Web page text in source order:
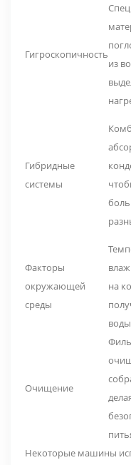
Гигроскопичность
из
Гибридные
системы
Факторы
окружающей
среды
на
Очищение
Некоторые машины